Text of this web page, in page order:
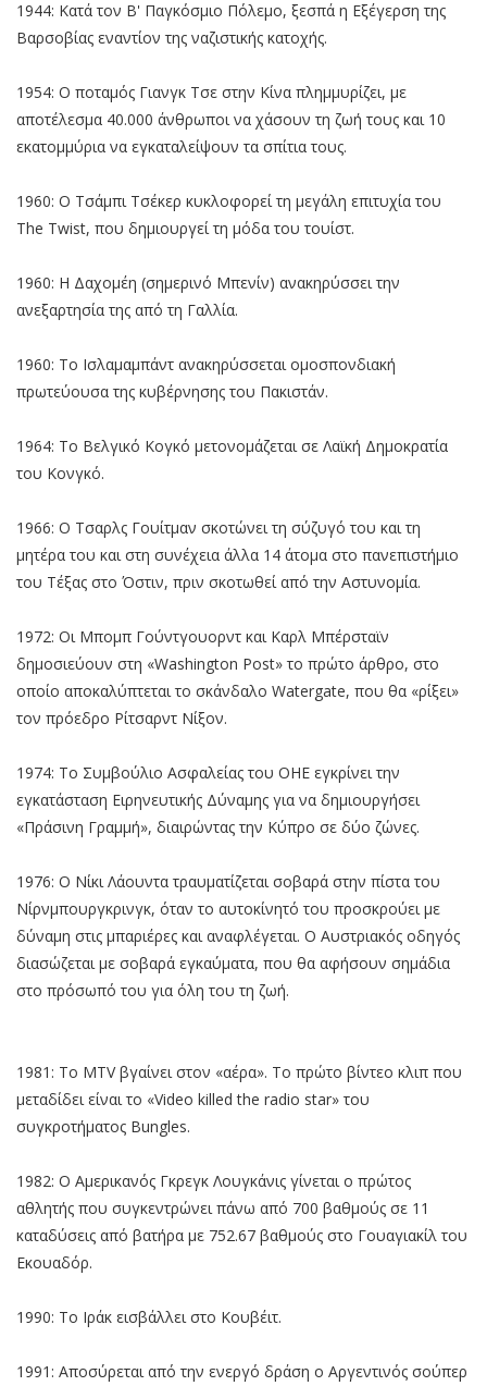
1944: Κατά τον Β' Παγκόσμιο Πόλεμο, ξεσπά η Εξέγερση της
Βαρσοβίας εναντίον της ναζιστικής κατοχής.
1954: Ο ποταμός Γιανγκ Τσε στην Κίνα πλημμυρίζει, με
αποτέλεσμα 40.000 άνθρωποι να χάσουν τη ζωή τους και 10
εκατομμύρια να εγκαταλείψουν τα σπίτια τους.
1960: Ο Τσάμπι Τσέκερ κυκλοφορεί τη μεγάλη επιτυχία του
The Twist, που δημιουργεί τη μόδα του τουίστ.
1960: Η Δαχομέη (σημερινό Μπενίν) ανακηρύσσει την
ανεξαρτησία της από τη Γαλλία.
1960: Το Ισλαμαμπάντ ανακηρύσσεται ομοσπονδιακή
πρωτεύουσα της κυβέρνησης του Πακιστάν.
1964: Το Βελγικό Κογκό μετονομάζεται σε Λαϊκή Δημοκρατία
του Κονγκό.
1966: Ο Τσαρλς Γουίτμαν σκοτώνει τη σύζυγό του και τη
μητέρα του και στη συνέχεια άλλα 14 άτομα στο πανεπιστήμιο
του Τέξας στο Όστιν, πριν σκοτωθεί από την Αστυνομία.
1972: Οι Μπομπ Γούντγουορντ και Καρλ Μπέρσταϊν
δημοσιεύουν στη «Washington Post» το πρώτο άρθρο, στο
οποίο αποκαλύπτεται το σκάνδαλο Watergate, που θα «ρίξει»
τον πρόεδρο Ρίτσαρντ Νίξον.
1974: Το Συμβούλιο Ασφαλείας του ΟΗΕ εγκρίνει την
εγκατάσταση Ειρηνευτικής Δύναμης για να δημιουργήσει
«Πράσινη Γραμμή», διαιρώντας την Κύπρο σε δύο ζώνες.
1976: Ο Νίκι Λάουντα τραυματίζεται σοβαρά στην πίστα του
Νίρνμπουργκρινγκ, όταν το αυτοκίνητό του προσκρούει με
δύναμη στις μπαριέρες και αναφλέγεται. Ο Αυστριακός οδηγός
διασώζεται με σοβαρά εγκαύματα, που θα αφήσουν σημάδια
στο πρόσωπό του για όλη του τη ζωή.
1981: Το MTV βγαίνει στον «αέρα». Το πρώτο βίντεο κλιπ που
μεταδίδει είναι το «Video killed the radio star» του
συγκροτήματος Bungles.
1982: Ο Αμερικανός Γκρεγκ Λουγκάνις γίνεται ο πρώτος
αθλητής που συγκεντρώνει πάνω από 700 βαθμούς σε 11
καταδύσεις από βατήρα με 752.67 βαθμούς στο Γουαγιακίλ του
Εκουαδόρ.
1990: Το Ιράκ εισβάλλει στο Κουβέιτ.
1991: Αποσύρεται από την ενεργό δράση ο Αργεντινός σούπερ